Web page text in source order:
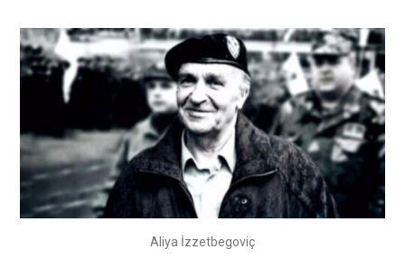
Aliya İzzetbegoviç